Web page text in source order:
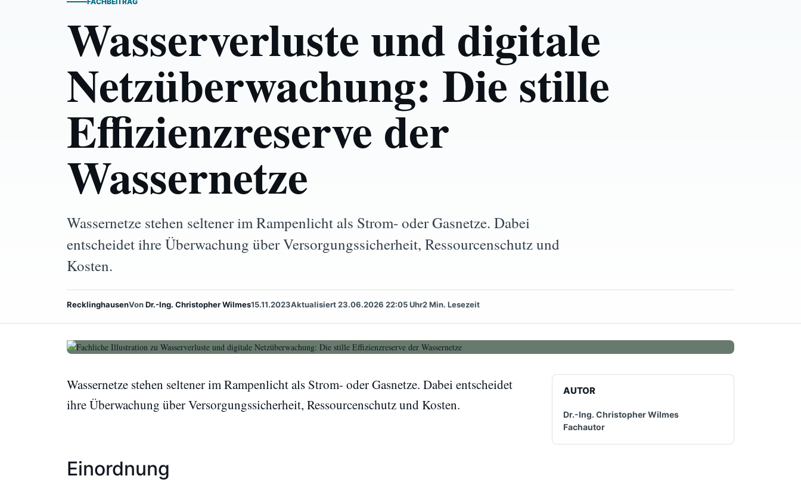
Wasserverluste und digitale
Netzüberwachung: Die stille
Effizienzreserve der
Wassernetze
Wassernetze stehen seltener im Rampenlicht als Strom- oder Gasnetze. Dabei
entscheidet ihre Überwachung über Versorgungssicherheit, Ressourcenschutz und
Kosten.
RecklinghausenVonDr.-Ing. Christopher Wilmes15.11.2023Aktualisiert 23.06.2026 22:05 Uhr2 Min. Lesezeit
Wassernetze stehen seltener im Rampenlicht als Strom- oder Gasnetze. Dabei entscheidet
ihre Überwachung über Versorgungssicherheit, Ressourcenschutz und Kosten.
Einordnung
AUTOR
Dr.-Ing. Christopher Wilmes
Fachautor